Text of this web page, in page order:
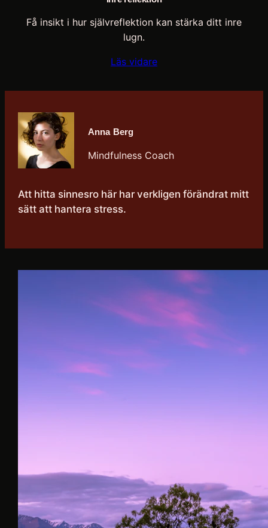
Få insikt i hur självreflektion kan stärka ditt inre
lugn.
Läs vidare
Anna Berg
Mindfulness Coach
Att hitta sinnesro här har verkligen förändrat mitt
sätt att hantera stress.